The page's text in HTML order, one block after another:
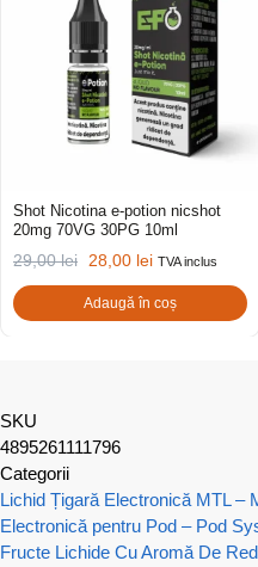
Shot Nicotina e-potion nicshot
20mg 70VG 30PG 10ml
29,00lei 28,00 lei TVA inclus
Adaugă în coș
SKU
4895261111796
Categorii
Lichid Țigară Electronică MTL –
Electronică pentru Pod – Pod
Fructe Lichide Cu Aromă De